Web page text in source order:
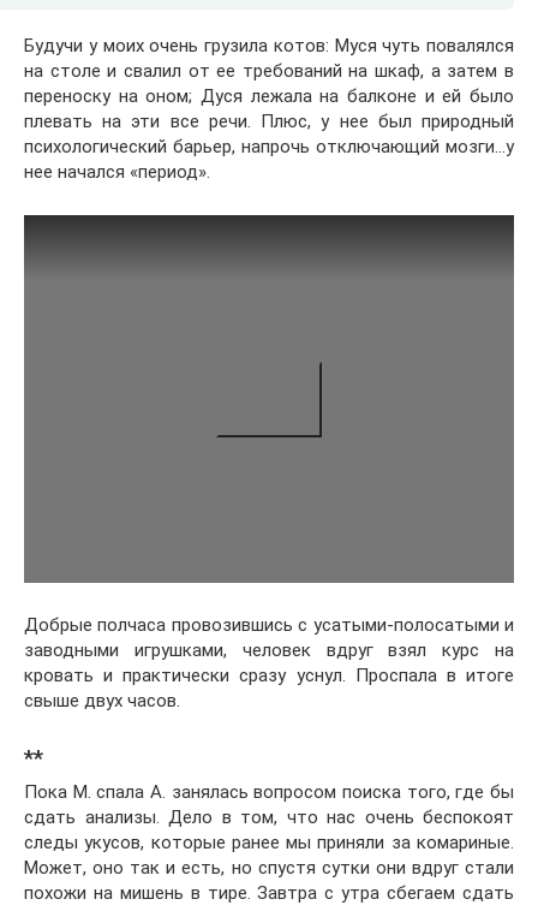
Будучи у моих очень грузила котов: Муся чуть повалялся
на столе и свалил от ее требований на шкаф, а затем в
переноску на оном; Дуся лежала на балконе и ей было
плевать на эти все речи. Плюс, у нее был природный
психологический барьер, напрочь отключающий мозги…у
нее начался «период».
Добрые полчаса провозившись с усатыми-полосатыми и
заводными игрушками, человек вдруг взял курс на
кровать и практически сразу уснул. Проспала в итоге
свыше двух часов.
**
Пока М. спала А. занялась вопросом поиска того, где бы
сдать анализы. Дело в том, что нас очень беспокоят
следы укусов, которые ранее мы приняли за комариные.
Может, оно так и есть, но спустя сутки они вдруг стали
похожи на мишень в тире. Завтра с утра сбегаем сдать